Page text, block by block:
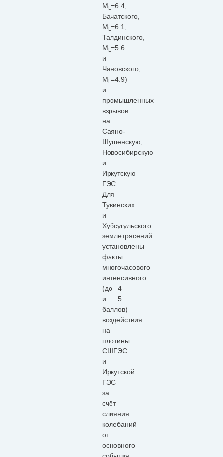
МL =6.4;
Бачатского,
МL =6.1;
Талдинского,
МL =5.6
и
Чановского,
МL =4.9)
и
промышленных
взрывов
на
Саяно-
Шушенскую,
Новосибирскую
и
Иркутскую
ГЭС.
Для
Тувинских
и
Хубсугульского
землетрясений
установлены
факты
многочасового
интенсивного
(до 4
и 5
баллов)
воздействия
на
плотины
СШГЭС
и
Иркутской
ГЭС
за
счёт
слияния
колебаний
от
основного